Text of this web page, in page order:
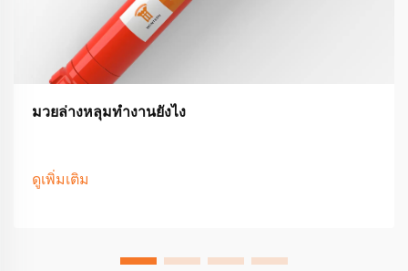
มวยล่างหลุมทํางานยังไง
ดูเพิ่มเติม